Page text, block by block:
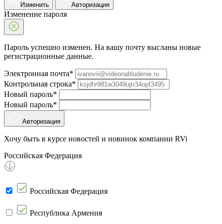
Изменить Авторизация
Изменение пароля
Пароль успешно изменен. На вашу почту высланы новые
регистрационные данные.
Электронная почта*
Контрольная строка*
Новый пароль*
Новый пароль*
Авторизация
Хочу быть в курсе новостей и новинок компании RVi
Российская Федерация
Российская Федерация
Республика Армения